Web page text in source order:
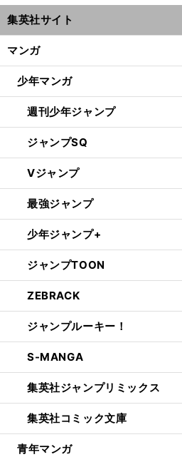
集英社サイト
マンガ
少年マンガ
週刊少年ジャンプ
ジャンプSQ
Vジャンプ
最強ジャンプ
少年ジャンプ+
ジャンプTOON
ZEBRACK
ジャンプルーキー！
S-MANGA
集英社ジャンプリミックス
集英社コミック文庫
青年マンガ